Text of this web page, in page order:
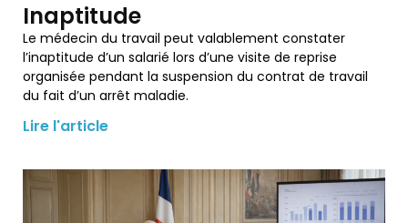
Inaptitude
Le médecin du travail peut valablement constater
l’inaptitude d’un salarié lors d’une visite de reprise
organisée pendant la suspension du contrat de travail
du fait d’un arrêt maladie.
Lire l'article